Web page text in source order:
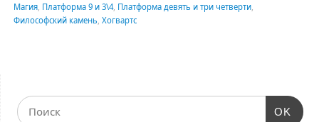
Магия, Платформа 9 и 3\4, Платформа девять и три четверти,
Философский камень, Хогвартс
OK